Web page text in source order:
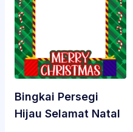
Bingkai Persegi
Hijau Selamat Natal